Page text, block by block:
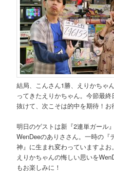
結局、こんさん1勝、えりかちゃ
ってきたえりかちゃん。今節最
抜けて、次こそは的中を期待！お
明日のゲストは新『2連単ガール
WenDeeのありささん。一時の
神』に生まれ変わっていますよお。
えりかちゃんの悔しい思いを
もお楽しみに！